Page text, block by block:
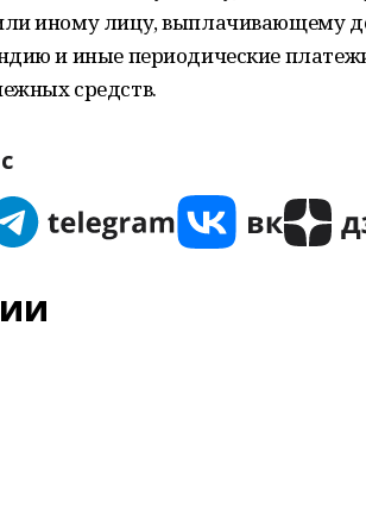
иному лицу, выплачивающему
и иные периодические
средств.